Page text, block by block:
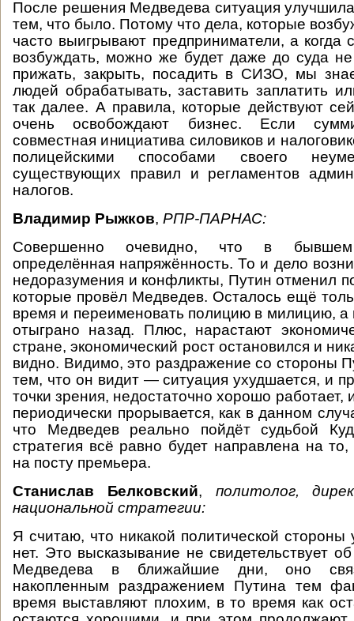
После решения Медведева ситуация
тем, что было. Потому что дела, которые
часто выигрывают предприниматели, а когда
возбуждать, можно же будет даже до суда
прижать, закрыть, посадить в СИЗО, мы
людей обрабатывать, заставить заплатить
так далее. А правила, которые действуют
очень освобождают бизнес. Если
совместная инициатива силовиков и
полицейскими способами своего
существующих правил и регламентов
налогов.
Владимир Рыжков, РПР-ПАРНАС:
Совершенно очевидно, что в
определённая напряжённость. То и дело
недоразумения и конфликты, Путин отменил
которые провёл Медведев. Осталось ещё
время и переименовать полицию в милицию, а
отыграно назад. Плюс, нарастают
стране, экономический рост остановился и
видно. Видимо, это раздражение со стороны
тем, что он видит — ситуация ухудшается, и
точки зрения, недостаточно хорошо работает,
периодически прорывается, как в данном
что Медведев реально пойдёт судьбой
стратегия всё равно будет направлена на
на посту премьера.
Станислав Белковский, политолог,
национальной стратегии:
Я считаю, что никакой политической стороны
нет. Это высказывание не свидетельствует
Медведева в ближайшие дни, оно
накопленным раздражением Путина тем
время выставляют плохим, в то время как